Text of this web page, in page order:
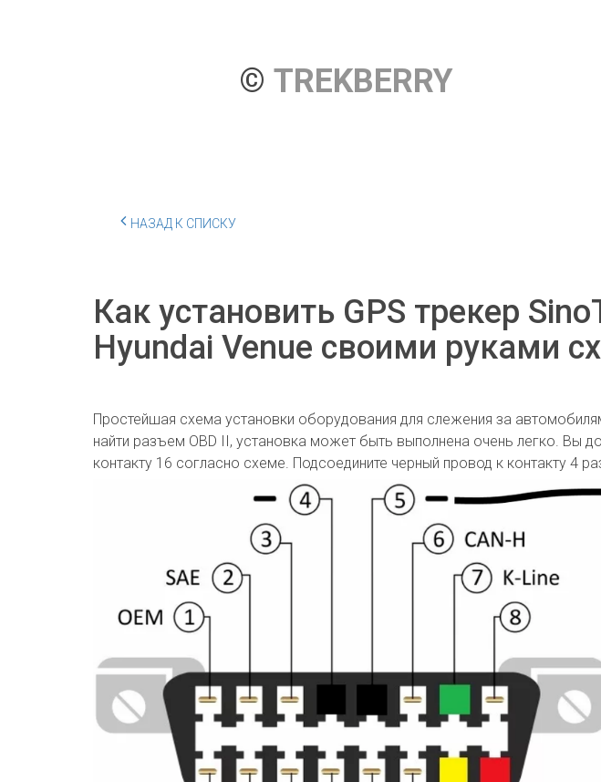
© TREKBERRY
НАЗАД К СПИСКУ
Как установить GPS трекер
Hyundai Venue своими руками
Простейшая схема установки оборудования для слежения за
найти разъем OBD II, установка может быть выполнена очень легко. Вы
контакту 16 согласно схеме. Подсоедините черный провод к контакту 4